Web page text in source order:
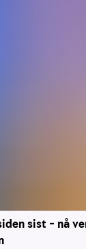
sist – nå